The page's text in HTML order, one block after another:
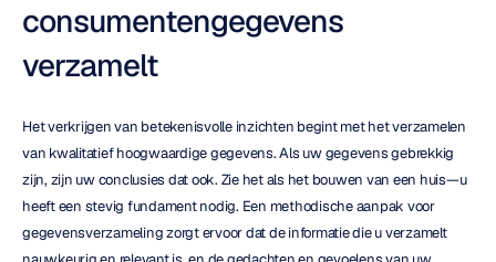
consumentengegevens
verzamelt
Het verkrijgen van betekenisvolle inzichten begint met het verzamelen
van kwalitatief hoogwaardige gegevens. Als uw gegevens gebrekkig
zijn, zijn uw conclusies dat ook. Zie het als het bouwen van een huis—u
heeft een stevig fundament nodig. Een methodische aanpak voor
gegevensverzameling zorgt ervoor dat de informatie die u verzamelt